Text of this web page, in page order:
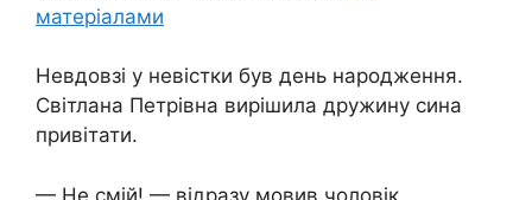
матеріалами
Невдовзі у невістки був день народження.
Світлана Петрівна вирішила дружину сина
привітати.
— Не смій! — відразу мовив чоловік,